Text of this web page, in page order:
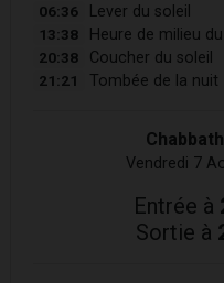
06:36 Lever du soleil
13:38 Heure de milieu
20:38 Coucher du soleil
21:21 Tombée de la nuit
Chabbath
Vendredi 7
Entrée à
Sortie à